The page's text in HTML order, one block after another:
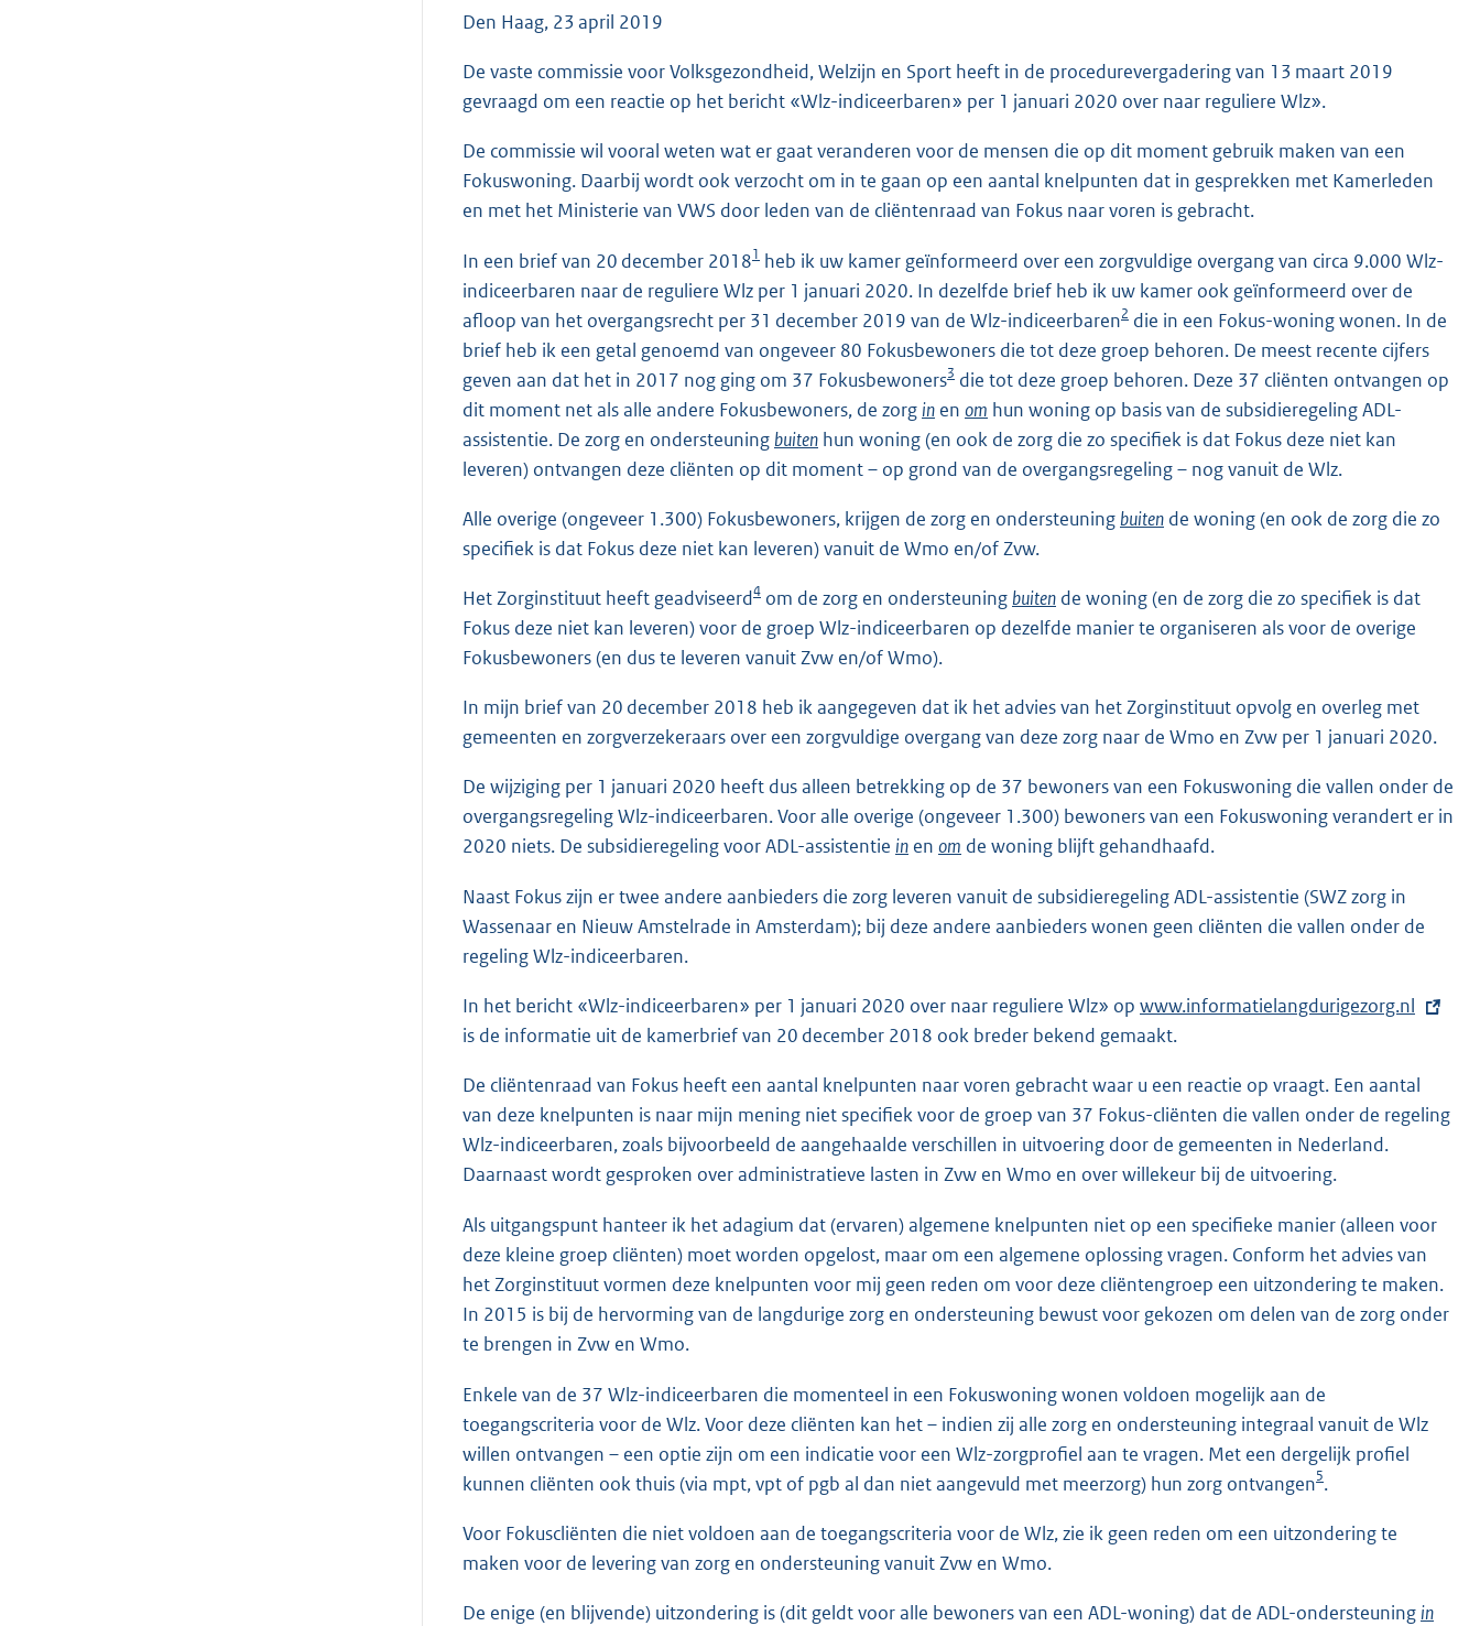
:
4
4
Den Haag, 23 april 2019
De vaste commissie voor Volksgezondheid, Welzijn en Sport heeft in de procedurevergadering van 13 maart 2019
gevraagd om een reactie op het bericht «Wlz-indiceerbaren» per 1 januari 2020 over naar reguliere Wlz».
De commissie wil vooral weten wat er gaat veranderen voor de mensen die op dit moment gebruik maken van een
Fokuswoning. Daarbij wordt ook verzocht om in te gaan op een aantal knelpunten dat in gesprekken met Kamerleden
en met het Ministerie van VWS door leden van de cliëntenraad van Fokus naar voren is gebracht.
In een brief van 20 december 20181 heb ik uw kamer geïnformeerd over een zorgvuldige overgang van circa 9.000 Wlz-
indiceerbaren naar de reguliere Wlz per 1 januari 2020. In dezelfde brief heb ik uw kamer ook geïnformeerd over de
afloop van het overgangsrecht per 31 december 2019 van de Wlz-indiceerbaren2 die in een Fokus-woning wonen. In de
brief heb ik een getal genoemd van ongeveer 80 Fokusbewoners die tot deze groep behoren. De meest recente cijfers
geven aan dat het in 2017 nog ging om 37 Fokusbewoners3 die tot deze groep behoren. Deze 37 cliënten ontvangen op
dit moment net als alle andere Fokusbewoners, de zorg in en om hun woning op basis van de subsidieregeling ADL-
assistentie. De zorg en ondersteuningbuiten hun woning (en ook de zorg die zo specifiek is dat Fokus deze niet kan
leveren) ontvangen deze cliënten op dit moment – op grond van de overgangsregeling – nog vanuit de Wlz.
Alle overige (ongeveer 1.300) Fokusbewoners, krijgen de zorg en ondersteuningbuiten de woning (en ook de zorg die zo
specifiek is dat Fokus deze niet kan leveren) vanuit de Wmo en/of Zvw.
Het Zorginstituut heeft geadviseerd4 om de zorg en ondersteuningbuiten de woning (en de zorg die zo specifiek is dat
Fokus deze niet kan leveren) voor de groep Wlz-indiceerbaren op dezelfde manier te organiseren als voor de overige
Fokusbewoners (en dus te leveren vanuit Zvw en/of Wmo).
In mijn brief van 20 december 2018 heb ik aangegeven dat ik het advies van het Zorginstituut opvolg en overleg met
gemeenten en zorgverzekeraars over een zorgvuldige overgang van deze zorg naar de Wmo en Zvw per 1 januari 2020.
De wijziging per 1 januari 2020 heeft dus alleen betrekking op de 37 bewoners van een Fokuswoning die vallen onder de
overgangsregeling Wlz-indiceerbaren. Voor alle overige (ongeveer 1.300) bewoners van een Fokuswoning verandert er in
2020 niets. De subsidieregeling voor ADL-assistentie in en om de woning blijft gehandhaafd.
Naast Fokus zijn er twee andere aanbieders die zorg leveren vanuit de subsidieregeling ADL-assistentie (SWZ zorg in
Wassenaar en Nieuw Amstelrade in Amsterdam); bij deze andere aanbieders wonen geen cliënten die vallen onder de
regeling Wlz-indiceerbaren.
In het bericht «Wlz-indiceerbaren» per 1 januari 2020 over naar reguliere Wlz» op E
x
e
r
n
e
i
n
www.informatielangdurigezorg.nl
is de informatie uit de kamerbrief van 20 december 2018 ook breder bekend gemaakt.
De cliëntenraad van Fokus heeft een aantal knelpunten naar voren gebracht waar u een reactie op vraagt. Een aantal
van deze knelpunten is naar mijn mening niet specifiek voor de groep van 37 Fokus-cliënten die vallen onder de regeling
Wlz-indiceerbaren, zoals bijvoorbeeld de aangehaalde verschillen in uitvoering door de gemeenten in Nederland.
Daarnaast wordt gesproken over administratieve lasten in Zvw en Wmo en over willekeur bij de uitvoering.
Als uitgangspunt hanteer ik het adagium dat (ervaren) algemene knelpunten niet op een specifieke manier (alleen voor
deze kleine groep cliënten) moet worden opgelost, maar om een algemene oplossing vragen. Conform het advies van
het Zorginstituut vormen deze knelpunten voor mij geen reden om voor deze cliëntengroep een uitzondering te maken.
In 2015 is bij de hervorming van de langdurige zorg en ondersteuning bewust voor gekozen om delen van de zorg onder
te brengen in Zvw en Wmo.
Enkele van de 37 Wlz-indiceerbaren die momenteel in een Fokuswoning wonen voldoen mogelijk aan de
toegangscriteria voor de Wlz. Voor deze cliënten kan het – indien zij alle zorg en ondersteuning integraal vanuit de Wlz
willen ontvangen – een optie zijn om een indicatie voor een Wlz-zorgprofiel aan te vragen. Met een dergelijk profiel
kunnen cliënten ook thuis (via mpt, vpt of pgb al dan niet aangevuld met meerzorg) hun zorg ontvangen5.
Voor Fokuscliënten die niet voldoen aan de toegangscriteria voor de Wlz, zie ik geen reden om een uitzondering te
maken voor de levering van zorg en ondersteuning vanuit Zvw en Wmo.
De enige (en blijvende) uitzondering is (dit geldt voor alle bewoners van een ADL-woning) dat de ADL-ondersteuning in